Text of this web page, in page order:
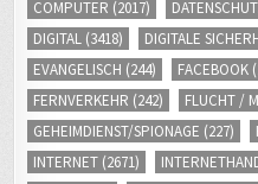
DIGITAL (3418) DIGITALE
EVANGELISCH (244) FACEBOOK
FERNVERKEHR(242) FLUCHT /
GEHEIMDIENST/SPIONAGE(227)
INTERNET(2671)
ISRAEL(286) JOURNALISMUS